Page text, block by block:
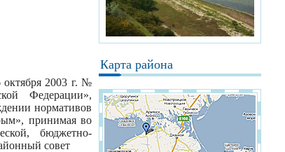
2003 г. №
Федерации»,
нормативов
принимая во
бюджетно-
совет
Карта района